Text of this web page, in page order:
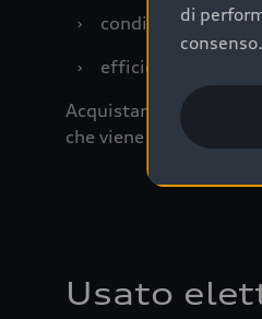
›
condizioni della
›
efficienza
Acquistare un’auto
che viene sottoposto
Usato
di
consenso.